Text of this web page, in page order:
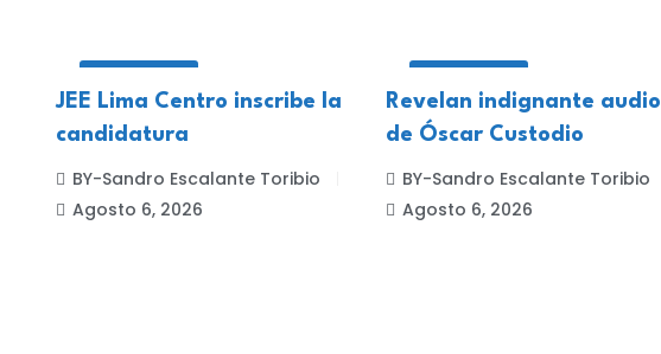
JEE Lima Centro inscribe la
candidatura
BY-Sandro Escalante Toribio
Agosto 6, 2026
Revelan indignante audio
de Óscar Custodio
BY-Sandro Escalante Toribio
Agosto 6, 2026